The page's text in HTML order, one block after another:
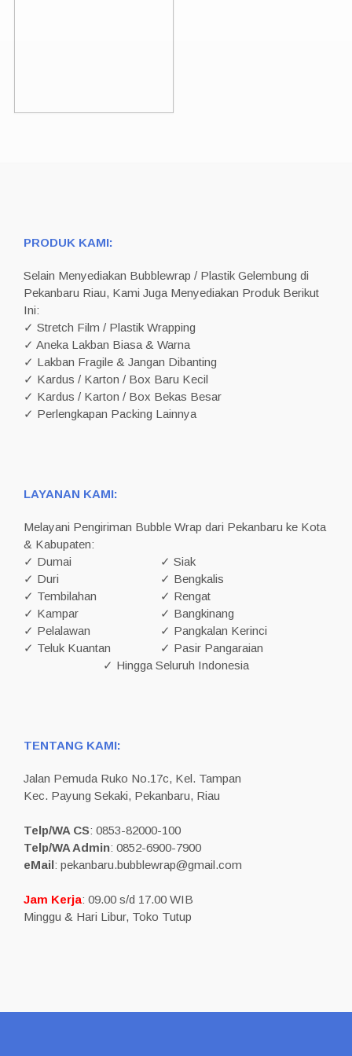
PRODUK KAMI:
Selain Menyediakan Bubblewrap / Plastik Gelembung di
Pekanbaru Riau, Kami Juga Menyediakan Produk Berikut
Ini:
✓ Stretch Film / Plastik Wrapping
✓ Aneka Lakban Biasa & Warna
✓ Lakban Fragile & Jangan Dibanting
✓ Kardus / Karton / Box Baru Kecil
✓ Kardus / Karton / Box Bekas Besar
✓ Perlengkapan Packing Lainnya
LAYANAN KAMI:
Melayani Pengiriman Bubble Wrap dari Pekanbaru ke Kota
& Kabupaten:
✓ Dumai
✓ Siak
✓ Duri
✓ Bengkalis
✓ Tembilahan
✓ Rengat
✓ Kampar
✓ Bangkinang
✓ Pelalawan
✓ Pangkalan Kerinci
✓ Teluk Kuantan
✓ Pasir Pangaraian
✓ Hingga Seluruh Indonesia
TENTANG KAMI:
Jalan Pemuda Ruko No.17c, Kel. Tampan
Kec. Payung Sekaki, Pekanbaru, Riau
Telp/WA CS: 0853-82000-100
Telp/WA Admin: 0852-6900-7900
eMail: pekanbaru.bubblewrap@gmail.com
Jam Kerja: 09.00 s/d 17.00 WIB
Minggu & Hari Libur, Toko Tutup